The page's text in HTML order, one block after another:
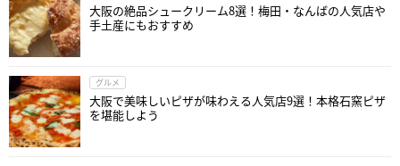
大阪の絶品シュークリーム8選！梅田・なんばの人気店や
手土産にもおすすめ
グルメ
大阪で美味しいピザが味わえる人気店9選！本格石窯ピザ
を堪能しよう